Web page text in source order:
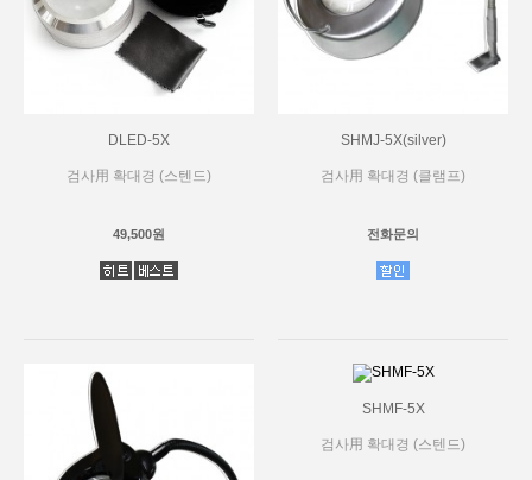
DLED-5X
검사用 확대경 (스텐드)
49,500원
SHMJ-5X(silver)
검사用 확대경 (클램프)
전화문의
SHMF-5X
검사用 확대경 (스텐드)